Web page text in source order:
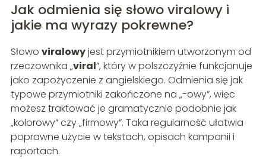
Jak odmienia się słowo viralowy i
jakie ma wyrazy pokrewne?
Słowo viralowyjest przymiotnikiem utworzonym od
rzeczownika „viral”, który w polszczyźnie funkcjonuje
jako zapożyczenie z angielskiego. Odmienia się jak
typowe przymiotniki zakończone na „-owy”, więc
możesz traktować je gramatycznie podobnie jak
„kolorowy” czy „firmowy”. Taka regularność ułatwia
poprawne użycie w tekstach, opisach kampanii i
raportach.